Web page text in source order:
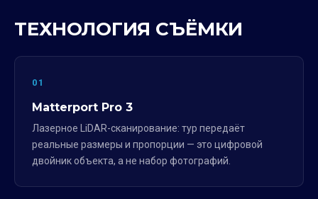
ТЕХНОЛОГИЯ СЪЁМКИ
01
Matterport Pro 3
Лазерное LiDAR-сканирование: тур передаёт
реальные размеры и пропорции — это цифровой
двойник объекта, а не набор фотографий.